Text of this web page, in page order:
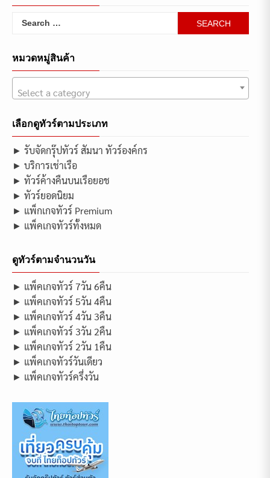
Search
หมวดหมู่สินค้า
Select a category
เลือกดูทัวร์ตามประเภท
► รับจัดกรุ๊ปทัวร์ สัมนา ทัวร์องค์กร
► บริการเช่าเรือ
► ทัวร์ค้างคืนบนเรือยอช
► ทัวร์ยอดนิยม
► แพ็กเกจทัวร์ Premium
► แพ็คเกจทัวร์ทั้งหมด
ดูทัวร์ตามจำนวนวัน
► แพ็คเกจทัวร์ 7วัน 6คืน
► แพ็คเกจทัวร์ 5วัน 4คืน
► แพ็คเกจทัวร์ 4วัน 3คืน
► แพ็คเกจทัวร์ 3วัน 2คืน
► แพ็คเกจทัวร์ 2วัน 1คืน
► แพ็คเกจทัวร์วันเดียว
► แพ็คเกจทัวร์ครึ่งวัน